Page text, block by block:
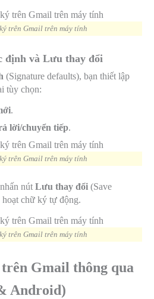
trên Gmail trên máy tính
định và Lưu thay đổi
(Signature defaults), bạn thiết lập
tùy chọn:
.
lời/chuyển tiếp.
trên Gmail trên máy tính
nút Lưu thay đổi (Save
hoạt chữ ký tự động.
trên Gmail trên máy tính
Gmail thông qua
Android)